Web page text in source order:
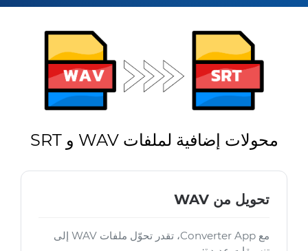
محولات إضافية لملفات WAV و SRT
تحويل من WAV
مع Converter App، تقدر تحوّل ملفات WAV إلى